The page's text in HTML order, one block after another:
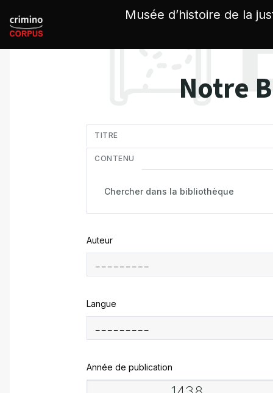
Musée d’histoire de la
Notre
TITRE
CONTENU
Auteur
Langue
Année de publication
Panneau de gestion des cookies